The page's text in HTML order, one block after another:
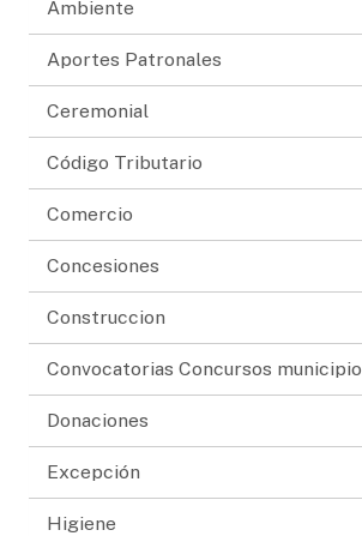
Ambiente
Aportes Patronales
Ceremonial
Código Tributario
Comercio
Concesiones
Construccion
Convocatorias Concursos municipio
Donaciones
Excepción
Higiene